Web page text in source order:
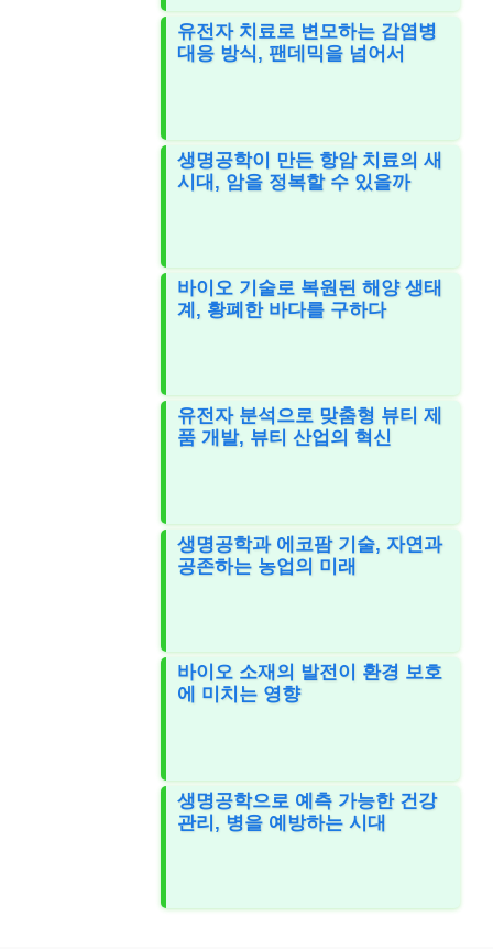
유전자 치료로 변모하는 감염병
대응 방식, 팬데믹을 넘어서
생명공학이 만든 항암 치료의 새
시대, 암을 정복할 수 있을까
바이오 기술로 복원된 해양 생태
계, 황폐한 바다를 구하다
유전자 분석으로 맞춤형 뷰티 제
품 개발, 뷰티 산업의 혁신
생명공학과 에코팜 기술, 자연과
공존하는 농업의 미래
바이오 소재의 발전이 환경 보호
에 미치는 영향
생명공학으로 예측 가능한 건강
관리, 병을 예방하는 시대